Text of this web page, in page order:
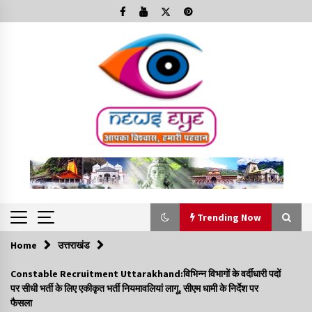
to
Trending Now
Trending Now
Minorities Rights Day : विश्व अल्पसंख्यक अधिकार दिवस
Home उत्तराखंड
Constable Recruitment Uttarakhand:विभिन्न विभागों के वर्दीधारी पदों
पर सीधी भर्ती के लिए एकीकृत भर्ती नियमावलियां लागू, सीएम धामी के निर्देश पर
फैसला